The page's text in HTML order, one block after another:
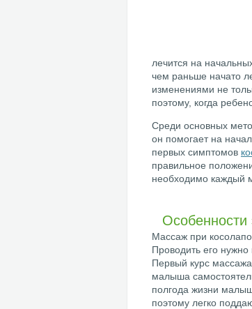
лечится на
чем раньше начато
изменениями не
поэтому, когда
Среди основных
он помогает на
первых симптомов
правильное
необходимо каждый
Особенности
Массаж при
Проводить его нужно
Первый курс
малыша
полгода жизни
поэтому легко